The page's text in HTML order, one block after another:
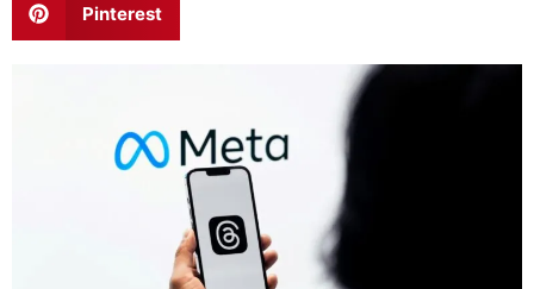
Pinterest